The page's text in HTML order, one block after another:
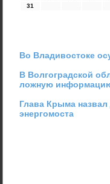
31
Во Владивостоке
В Волгоградской
ложную
Глава Крыма
энергомоста